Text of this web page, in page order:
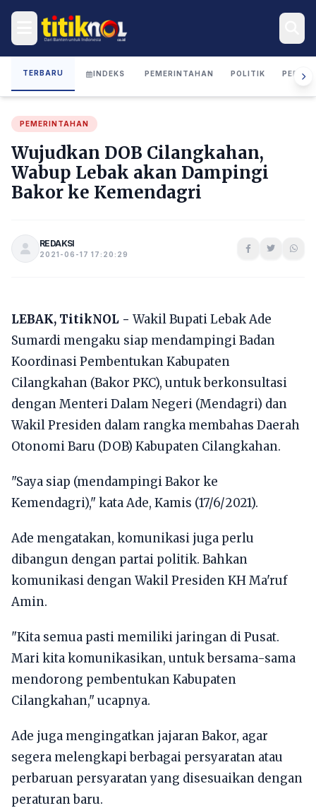
TERBARU INDEKS PEMERINTAHAN POLITIK
PEMERINTAHAN
Wujudkan DOB Cilangkahan,
Wabup Lebak akan Dampingi
Bakor ke Kemendagri
REDAKSI
2021-06-17 17:20:29
LEBAK, TitikNOL - Wakil Bupati Lebak Ade
Sumardi mengaku siap mendampingi Badan
Koordinasi Pembentukan Kabupaten
Cilangkahan (Bakor PKC), untuk berkonsultasi
dengan Menteri Dalam Negeri (Mendagri) dan
Wakil Presiden dalam rangka membahas Daerah
Otonomi Baru (DOB) Kabupaten Cilangkahan.
"Saya siap (mendampingi Bakor ke
Kemendagri)," kata Ade, Kamis (17/6/2021).
Ade mengatakan, komunikasi juga perlu
dibangun dengan partai politik. Bahkan
komunikasi dengan Wakil Presiden KH Ma'ruf
Amin.
"Kita semua pasti memiliki jaringan di Pusat.
Mari kita komunikasikan, untuk bersama-sama
mendorong pembentukan Kabupaten
Cilangkahan," ucapnya.
Ade juga mengingatkan jajaran Bakor, agar
segera melengkapi berbagai persyaratan atau
perbaruan persyaratan yang disesuaikan dengan
peraturan baru.